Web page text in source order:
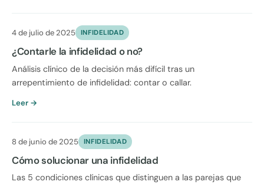
4 de julio de 2025 INFIDELIDAD
¿Contarle la infidelidad o no?
Análisis clínico de la decisión más difícil tras un
arrepentimiento de infidelidad: contar o callar.
Leer →
8 de junio de 2025 INFIDELIDAD
Cómo solucionar una infidelidad
Las 5 condiciones clínicas que distinguen a las parejas que